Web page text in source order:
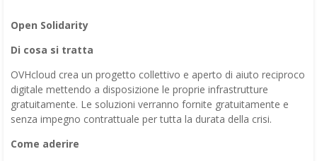
Open Solidarity
Di cosa si tratta
OVHcloud crea un progetto collettivo e aperto di aiuto reciproco
digitale mettendo a disposizione le proprie infrastrutture
gratuitamente. Le soluzioni verranno fornite gratuitamente e
senza impegno contrattuale per tutta la durata della crisi.
Come aderire